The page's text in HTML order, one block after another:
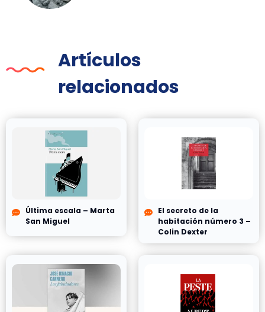
Artículos
relacionados
Última escala – Marta
San Miguel
El secreto de la
habitación número 3 –
Colin Dexter